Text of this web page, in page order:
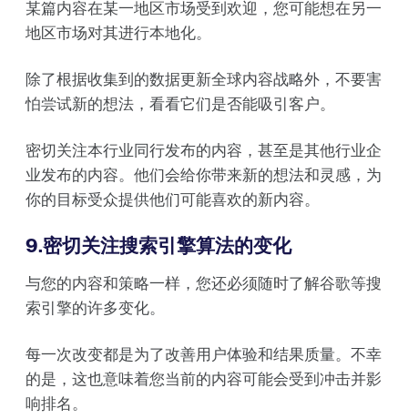
某篇内容在某一地区市场受到欢迎，您可能想在另一
地区市场对其进行本地化。
除了根据收集到的数据更新全球内容战略外，不要害
怕尝试新的想法，看看它们是否能吸引客户。
密切关注本行业同行发布的内容，甚至是其他行业企
业发布的内容。他们会给你带来新的想法和灵感，为
你的目标受众提供他们可能喜欢的新内容。
9.密切关注搜索引擎算法的变化
与您的内容和策略一样，您还必须随时了解谷歌等搜
索引擎的许多变化。
每一次改变都是为了改善用户体验和结果质量。不幸
的是，这也意味着您当前的内容可能会受到冲击并影
响排名。